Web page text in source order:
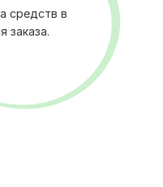
средств в
заказа.